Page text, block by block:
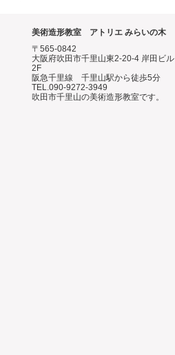
美術造形教室 アトリエ みらいの木
〒565-0842
大阪府吹田市千里山東2-20-4 岸田ビル
2F
阪急千里線 千里山駅から徒歩5分
TEL.090-9272-3949
吹田市千里山の美術造形教室です。